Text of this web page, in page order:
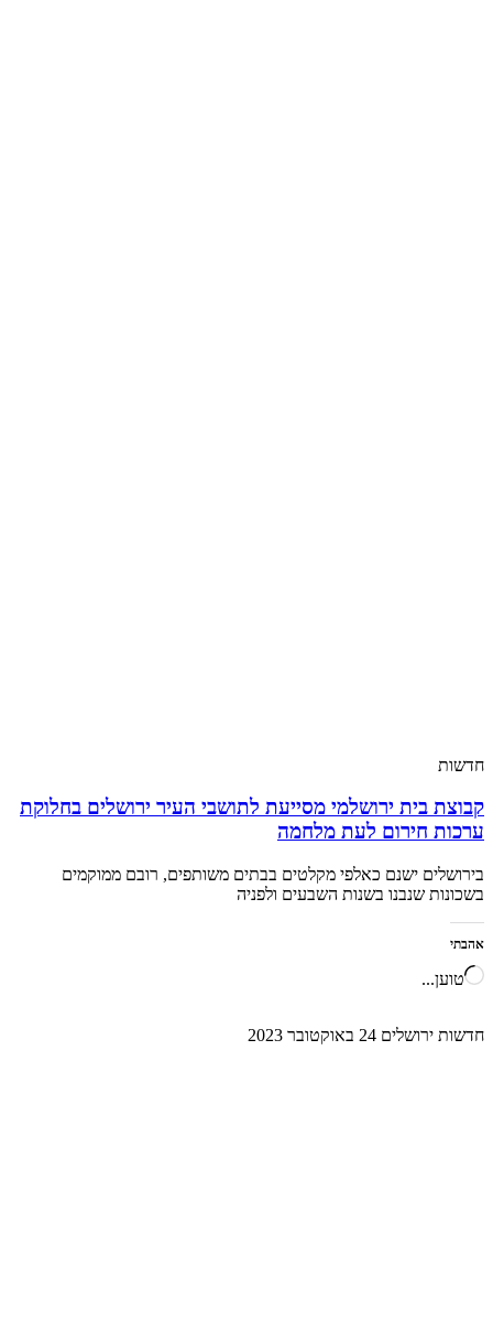
חדשות
קבוצת בית ירושלמי מסייעת לתושבי העיר ירושלים בחלוקת
ערכות חירום לעת מלחמה
בירושלים ישנם כאלפי מקלטים בבתים משותפים, רובם ממוקמים
בשכונות שנבנו בשנות השבעים ולפניה
אהבתי
טוען...
חדשות ירושלים 24 באוקטובר 2023